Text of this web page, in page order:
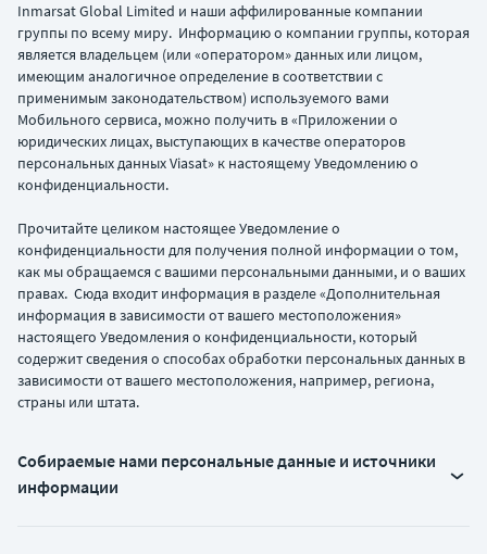
Inmarsat Global Limited и наши аффилированные компании
группы по всему миру. Информацию о компании группы, которая
является владельцем (или «оператором» данных или лицом,
имеющим аналогичное определение в соответствии с
применимым законодательством) используемого вами
Мобильного сервиса, можно получить в «Приложении о
юридических лицах, выступающих в качестве операторов
персональных данных Viasat» к настоящему Уведомлению о
конфиденциальности.
Прочитайте целиком настоящее Уведомление о
конфиденциальности для получения полной информации о том,
как мы обращаемся с вашими персональными данными, и о ваших
правах. Сюда входит информация в разделе «Дополнительная
информация в зависимости от вашего местоположения»
настоящего Уведомления о конфиденциальности, который
содержит сведения о способах обработки персональных данных в
зависимости от вашего местоположения, например, региона,
страны или штата.
Собираемые нами персональные данные и источники
информации